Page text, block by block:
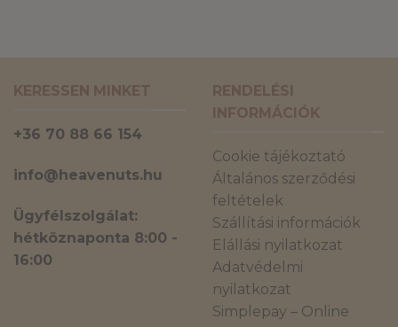
KERESSEN MINKET
+36 70 88 66 154
info@heavenuts.hu
Ügyfélszolgálat:
hétköznaponta 8:00 -
16:00
RENDELÉSI
INFORMÁCIÓK
Cookie tájékoztató
Általános szerződési
feltételek
Szállítási információk
Elállási nyilatkozat
Adatvédelmi
nyilatkozat
Simplepay – Online